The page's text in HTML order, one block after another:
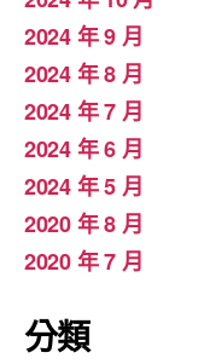
2024 年 9 月
2024 年 8 月
2024 年 7 月
2024 年 6 月
2024 年 5 月
2020 年 8 月
2020 年 7 月
分類